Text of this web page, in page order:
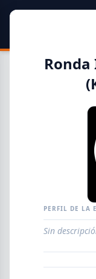
Guía de
EMPRESAS
PERFIL DE LA
Sin